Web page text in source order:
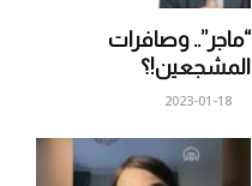
“ماجر”.. وصافرات
المشجعين!؟
2023-01-18